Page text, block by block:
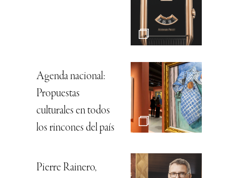
Agenda nacional:
Propuestas
culturales en todos
los rincones del país
Pierre Rainero,